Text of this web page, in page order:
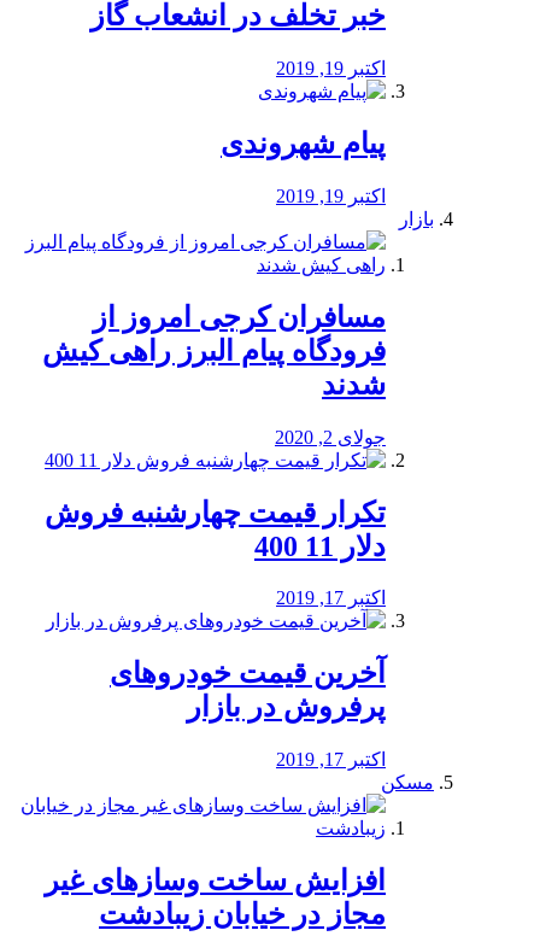
خبر تخلف در انشعاب گاز
اکتبر 19, 2019
پیام شهروندی
اکتبر 19, 2019
بازار
مسافران کرجی امروز از
فرودگاه پیام البرز راهی کیش
شدند
جولای 2, 2020
تکرار قیمت چهارشنبه فروش
دلار 11 400
اکتبر 17, 2019
آخرین قیمت خودرو‌های
پرفروش در بازار
اکتبر 17, 2019
مسکن
افزایش ساخت وسازهای غیر
مجاز در خیابان زیبادشت